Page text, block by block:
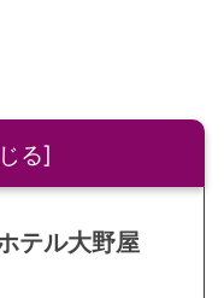
テル大野屋